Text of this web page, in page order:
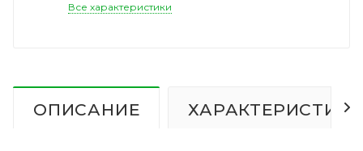
Все характеристики
ОПИСАНИЕ